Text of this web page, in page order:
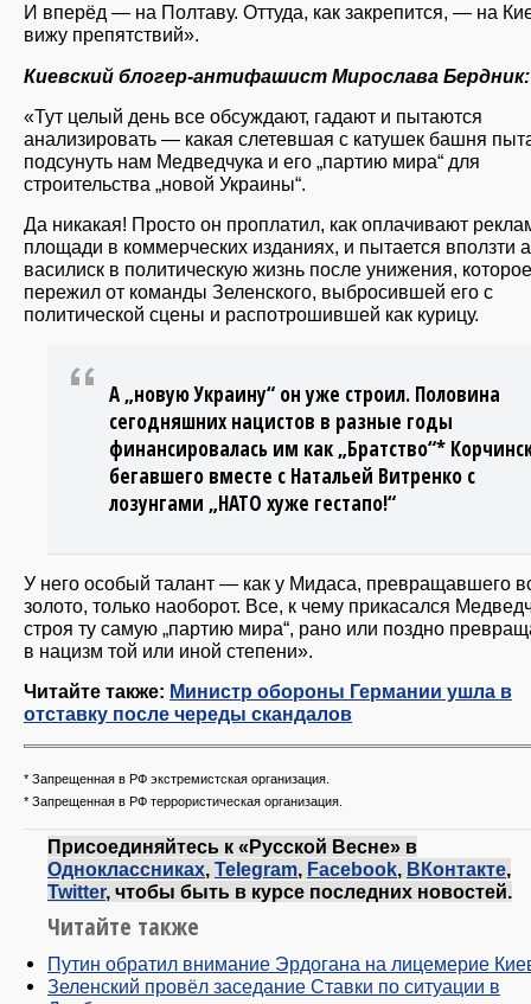
И вперёд — на Полтаву. Оттуда, как закрепится, — на
вижу препятствий».
Киевский блогер-антифашист Мирослава Бердник:
«Тут целый день все обсуждают, гадают и пытаются
анализировать — какая слетевшая с катушек башня
подсунуть нам Медведчука и его „партию мира“ для
строительства „новой Украины“.
Да никакая! Просто он проплатил, как оплачивают
площади в коммерческих изданиях, и пытается вползти
василиск в политическую жизнь после унижения,
пережил от команды Зеленского, выбросившей его с
политической сцены и распотрошившей как курицу.
А „новую Украину“ он уже строил. Половина
сегодняшних нацистов в разные годы
финансировалась им как „Братство“*
бегавшего вместе с Натальей Витренко с
лозунгами „НАТО хуже гестапо!“
У него особый талант — как у Мидаса, превращавшего
золото, только наоборот. Все, к чему прикасался
строя ту самую „партию мира“, рано или поздно
в нацизм той или иной степени».
Читайте также: Министр обороны Германии ушла в
отставку после череды скандалов
* Запрещенная в РФ экстремистская организация.
* Запрещенная в РФ террористическая организация.
Присоединяйтесь к «Русской Весне» в
Одноклассниках, Telegram, Facebook, ВКонтакте,
Twitter, чтобы быть в курсе последних новостей.
Читайте также
Путин обратил внимание Эрдогана на лицемерие
Зеленский провёл заседание Ставки по ситуации в